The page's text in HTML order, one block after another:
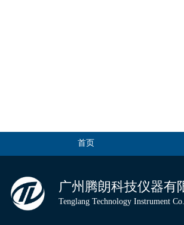
首页
广州腾朗科技仪器有
Tenglang Technology Instrument